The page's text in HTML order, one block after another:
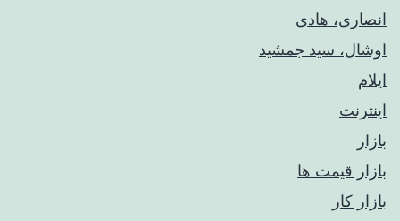
انصاری، هادی
اوشال، سید جمشید
ایلام
اینترنت
بازار
بازار قیمت ها
بازار کار